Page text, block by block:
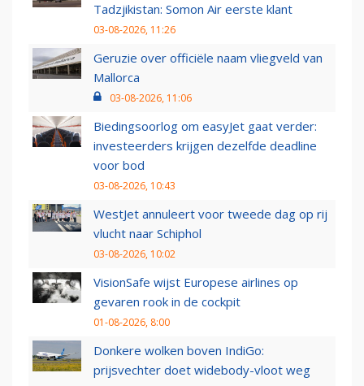
Tadzjikistan: Somon Air eerste klant
03-08-2026, 11:26
Geruzie over officiële naam vliegveld van
Mallorca
03-08-2026, 11:06
Biedingsoorlog om easyJet gaat verder:
investeerders krijgen dezelfde deadline
voor bod
03-08-2026, 10:43
WestJet annuleert voor tweede dag op rij
vlucht naar Schiphol
03-08-2026, 10:02
VisionSafe wijst Europese airlines op
gevaren rook in de cockpit
01-08-2026, 8:00
Donkere wolken boven IndiGo:
prijsvechter doet widebody-vloot weg